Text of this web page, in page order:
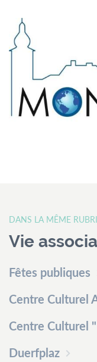
DANS LA MÊME
Vie
Fêtes publiques
Centre Culturel
Centre Culturel
Duerfplaz